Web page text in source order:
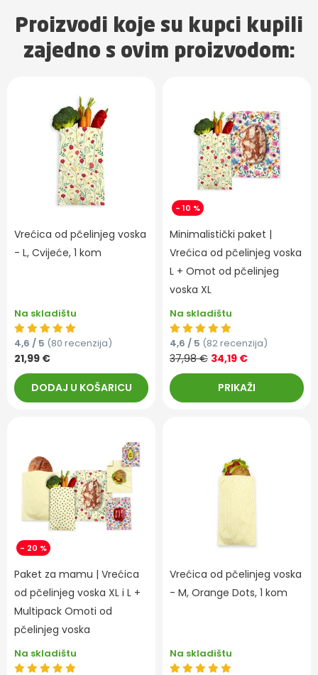
Proizvodi koje su kupci kupili
zajedno s ovim proizvodom:
Vrećica od pčelinjeg voska
- L, Cvijeće, 1 kom
Na skladištu
4,6 / 5 (80 recenzija)
21,99 €
DODAJ U KOŠARICU
- 10 %
Minimalistički paket |
Vrećica od pčelinjeg voska
L + Omot od pčelinjeg
voska XL
Na skladištu
4,6 / 5 (82 recenzija)
37,98 € 34,19 €
PRIKAŽI
- 20 %
Paket za mamu | Vrećica
od pčelinjeg voska XL i L +
Multipack Omoti od
pčelinjeg voska
Na skladištu
Vrećica od pčelinjeg voska
- M, Orange Dots, 1 kom
Na skladištu